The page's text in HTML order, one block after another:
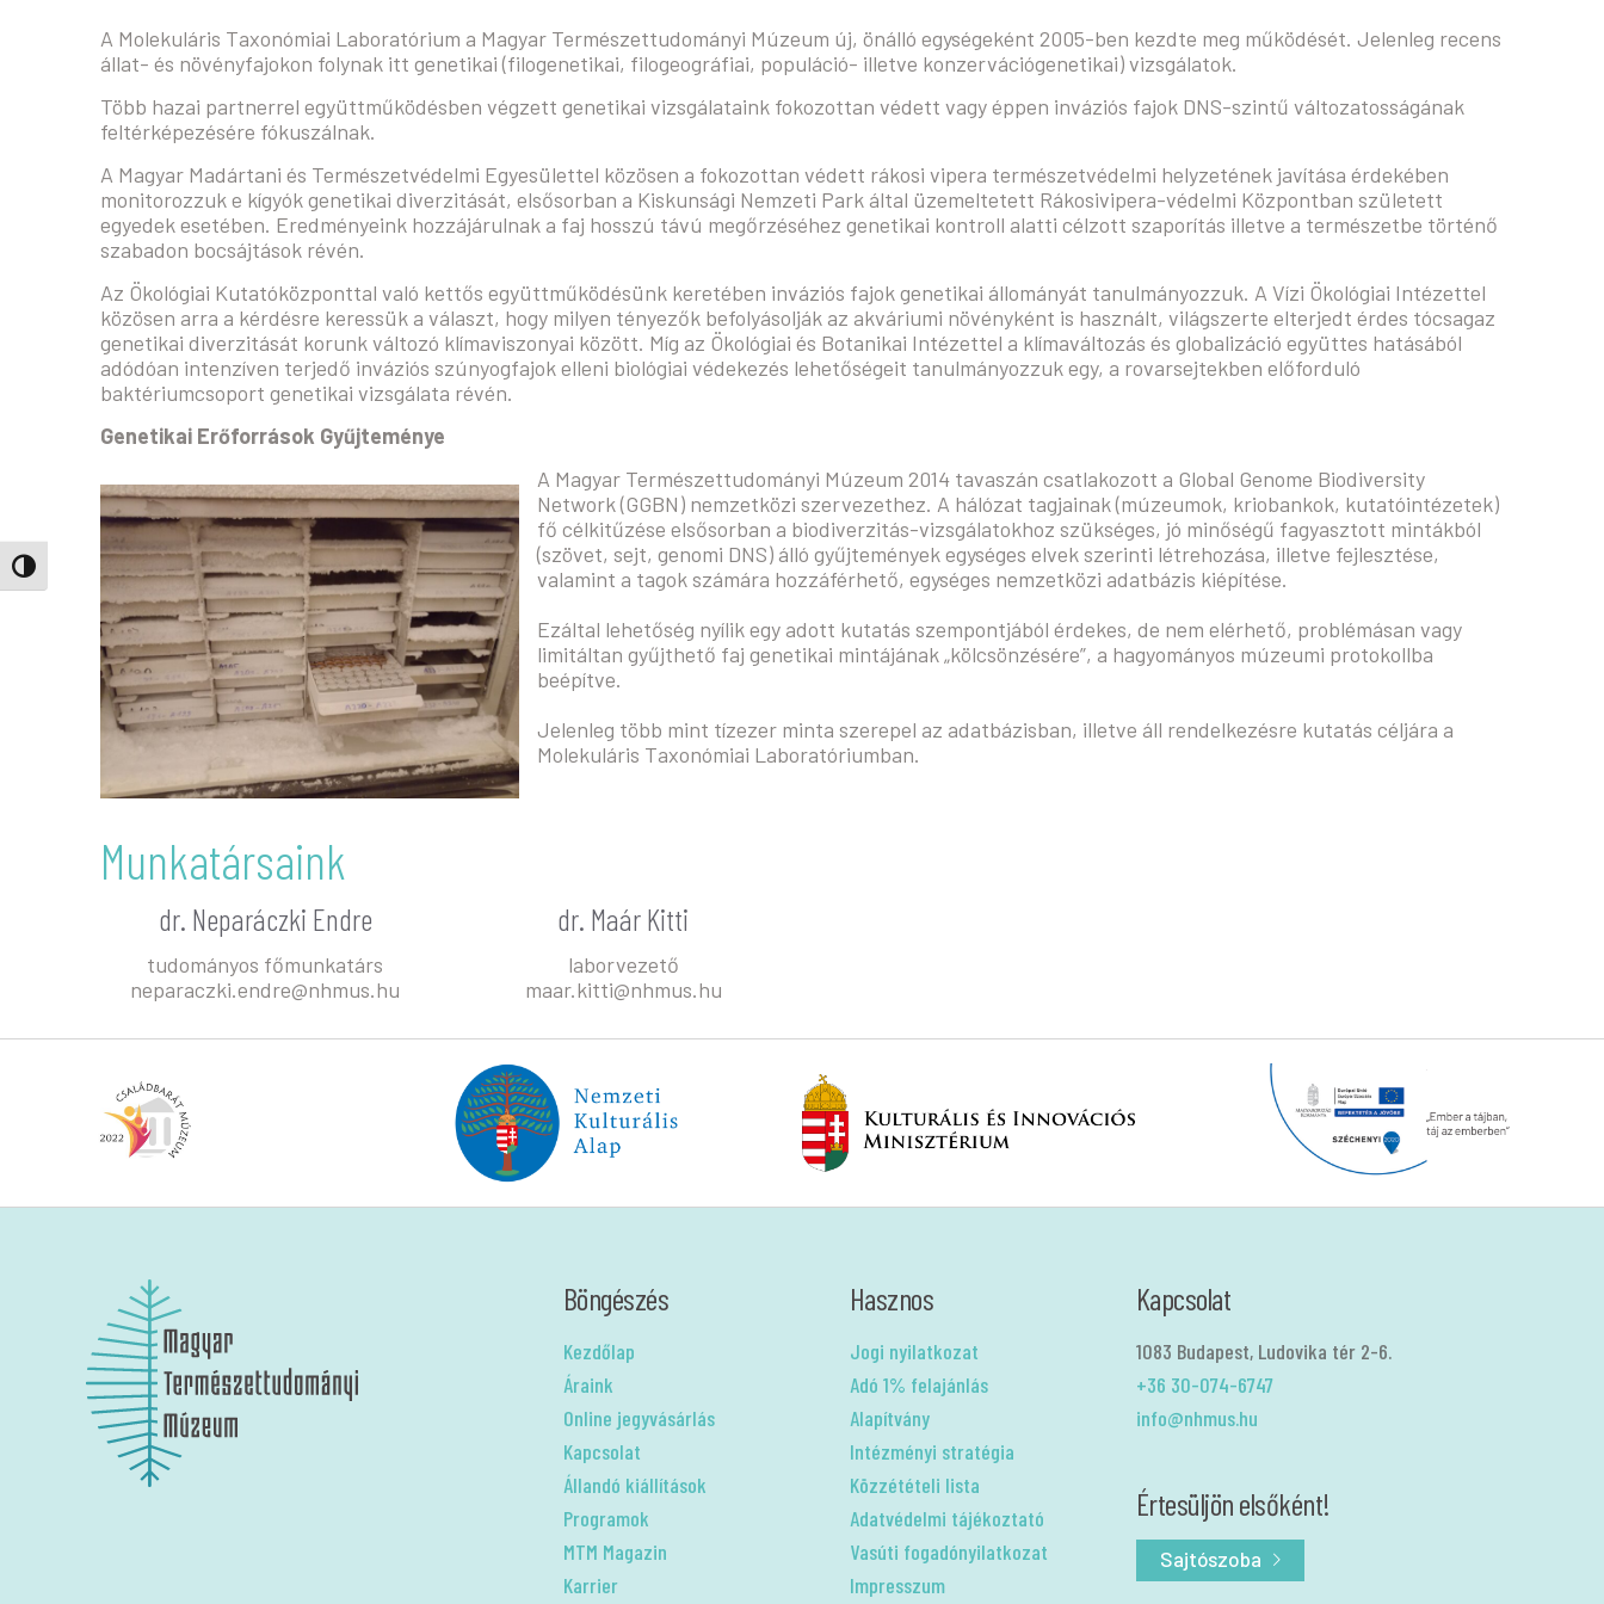
Nagy kontraszt váltása
A Molekuláris Taxonómiai Laboratórium a Magyar Természettudományi Múzeum új, önálló egységeként 2005-ben kezdte meg működését. Jelenleg recens
állat- és növényfajokon folynak itt genetikai (filogenetikai, filogeográfiai, populáció- illetve konzervációgenetikai) vizsgálatok.
Több hazai partnerrel együttműködésben végzett genetikai vizsgálataink fokozottan védett vagy éppen inváziós fajok DNS-szintű változatosságának
feltérképezésére fókuszálnak.
A Magyar Madártani és Természetvédelmi Egyesülettel közösen a fokozottan védett rákosi vipera természetvédelmi helyzetének javítása érdekében
monitorozzuk e kígyók genetikai diverzitását, elsősorban a Kiskunsági Nemzeti Park által üzemeltetett Rákosivipera-védelmi Központban született
egyedek esetében. Eredményeink hozzájárulnak a faj hosszú távú megőrzéséhez genetikai kontroll alatti célzott szaporítás illetve a természetbe történő
szabadon bocsájtások révén.
Az Ökológiai Kutatóközponttal való kettős együttműködésünk keretében inváziós fajok genetikai állományát tanulmányozzuk. A Vízi Ökológiai Intézettel
közösen arra a kérdésre keressük a választ, hogy milyen tényezők befolyásolják az akváriumi növényként is használt, világszerte elterjedt érdes tócsagaz
genetikai diverzitását korunk változó klímaviszonyai között. Míg az Ökológiai és Botanikai Intézettel a klímaváltozás és globalizáció együttes hatásából
adódóan intenzíven terjedő inváziós szúnyogfajok elleni biológiai védekezés lehetőségeit tanulmányozzuk egy, a rovarsejtekben előforduló
baktériumcsoport genetikai vizsgálata révén.
Genetikai Erőforrások Gyűjteménye
A Magyar Természettudományi Múzeum 2014 tavaszán csatlakozott a Global Genome Biodiversity
Network (GGBN) nemzetközi szervezethez. A hálózat tagjainak (múzeumok, kriobankok, kutatóintézetek)
fő célkitűzése elsősorban a biodiverzitás-vizsgálatokhoz szükséges, jó minőségű fagyasztott mintákból
(szövet, sejt, genomi DNS) álló gyűjtemények egységes elvek szerinti létrehozása, illetve fejlesztése,
valamint a tagok számára hozzáférhető, egységes nemzetközi adatbázis kiépítése.
Ezáltal lehetőség nyílik egy adott kutatás szempontjából érdekes, de nem elérhető, problémásan vagy
limitáltan gyűjthető faj genetikai mintájának „kölcsönzésére”, a hagyományos múzeumi protokollba
beépítve.
Jelenleg több mint tízezer minta szerepel az adatbázisban, illetve áll rendelkezésre kutatás céljára a
Molekuláris Taxonómiai Laboratóriumban.
Munkatársaink
dr. Neparáczki Endre
tudományos főmunkatárs
neparaczki.endre@nhmus.hu
dr. Maár Kitti
laborvezető
maar.kitti@nhmus.hu
Böngészés
Kezdőlap
Áraink
Online jegyvásárlás
Kapcsolat
Állandó kiállítások
Programok
MTM Magazin
Karrier
Hasznos
Jogi nyilatkozat
Adó 1% felajánlás
Alapítvány
Intézményi stratégia
Közzétételi lista
Adatvédelmi tájékoztató
Vasúti fogadónyilatkozat
Impresszum
Kapcsolat
1083 Budapest, Ludovika tér 2-6.
+36 30-074-6747
info@nhmus.hu
Értesüljön elsőként!
Sajtószoba